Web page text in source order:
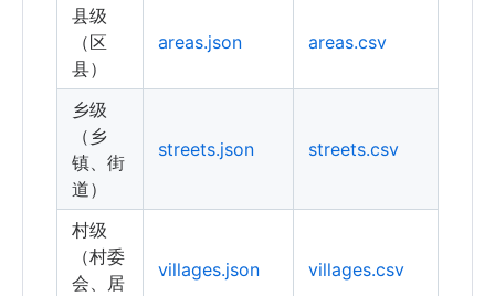
县级
（区
县）
areas.json areas.csv
乡级
（乡
镇、街
道）
streets.json streets.csv
村级
（村委
会、居
villages.json villages.csv